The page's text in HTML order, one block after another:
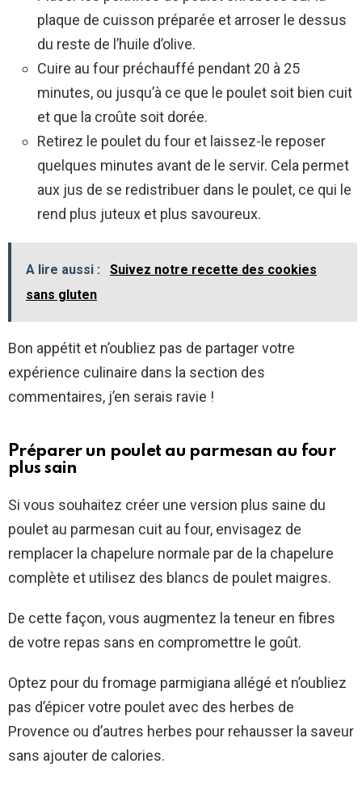
plaque de cuisson préparée et arroser le dessus
du reste de l’huile d’olive.
Cuire au four préchauffé pendant 20 à 25
minutes, ou jusqu’à ce que le poulet soit bien cuit
et que la croûte soit dorée.
Retirez le poulet du four et laissez-le reposer
quelques minutes avant de le servir. Cela permet
aux jus de se redistribuer dans le poulet, ce qui le
rend plus juteux et plus savoureux.
A lire aussi :
Suivez notre recette des cookies
sans gluten
Bon appétit et n’oubliez pas de partager votre
expérience culinaire dans la section des
commentaires, j’en serais ravie !
Préparer un poulet au parmesan au four
plus sain
Si vous souhaitez créer une version plus saine du
poulet au parmesan cuit au four, envisagez de
remplacer la chapelure normale par de la chapelure
complète et utilisez des blancs de poulet maigres.
De cette façon, vous augmentez la teneur en fibres
de votre repas sans en compromettre le goût.
Optez pour du fromage parmigiana allégé et n’oubliez
pas d’épicer votre poulet avec des herbes de
Provence ou d’autres herbes pour rehausser la saveur
sans ajouter de calories.